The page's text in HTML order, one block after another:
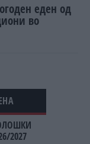
еден од
во
2027